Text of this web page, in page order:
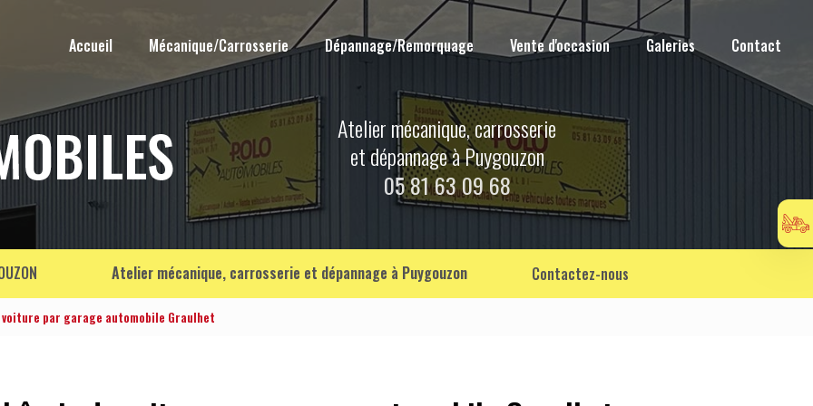
Accueil
Mécanique/Carrosserie Dépannage/Remorquage Vente d'occasion Galeries Contact
Atelier mécanique, carrosserie
et dépannage à Puygouzon
05 81 63 09 68
Atelier mécanique, carrosserie et dépannage à Puygouzon Contactez-nous
par garage automobile Graulhet